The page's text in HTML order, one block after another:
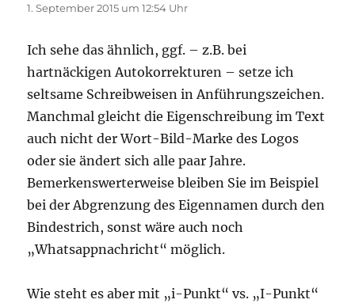
1. September 2015 um 12:54 Uhr
Ich sehe das ähnlich, ggf. – z.B. bei
hartnäckigen Autokorrekturen – setze ich
seltsame Schreibweisen in Anführungszeichen.
Manchmal gleicht die Eigenschreibung im Text
auch nicht der Wort-Bild-Marke des Logos
oder sie ändert sich alle paar Jahre.
Bemerkenswerterweise bleiben Sie im Beispiel
bei der Abgrenzung des Eigennamen durch den
Bindestrich, sonst wäre auch noch
„Whatsappnachricht“ möglich.
Wie steht es aber mit „i-Punkt“ vs. „I-Punkt“